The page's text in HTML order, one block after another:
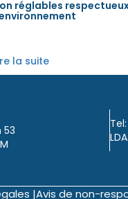
réglables
la suite
53
|Avis de non-